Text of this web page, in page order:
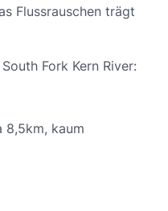
Flussrauschen trägt
Fork Kern River:
8,5km, kaum